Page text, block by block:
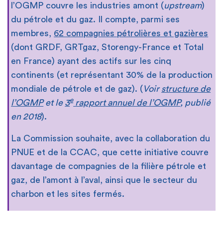
l’OGMP couvre les industries amont (upstream)
du pétrole et du gaz. Il compte, parmi ses
membres, 62 compagnies pétrolières et gazières
(dont GRDF, GRTgaz, Storengy-France et Total
en France) ayant des actifs sur les cinq
continents (et représentant 30% de la production
mondiale de pétrole et de gaz). ( Voirstructure de
l’OGMPet le 3erapport annuel de l’OGMP, publié
en 2018).
La Commission souhaite, avec la collaboration du
PNUE et de la CCAC, que cette initiative couvre
davantage de compagnies de la filière pétrole et
gaz, de l’amont à l’aval, ainsi que le secteur du
charbon et les sites fermés.